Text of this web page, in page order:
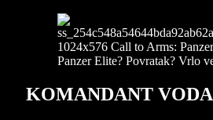
KOMANDANT VODA